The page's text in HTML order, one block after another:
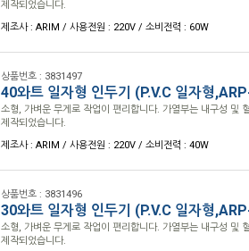
제작되었습니다.
제조사 : ARIM / 사용전원 : 220V / 소비전력 : 60W
상품번호 : 3831497
40와트 일자형 인두기 (P.V.C 일자형
소형, 가벼운 무게로 작업이 편리합니다. 가열부는 내구성 및
제작되었습니다.
제조사 : ARIM / 사용전원 : 220V / 소비전력 : 40W
상품번호 : 3831496
30와트 일자형 인두기 (P.V.C 일자형
소형, 가벼운 무게로 작업이 편리합니다. 가열부는 내구성 및
제작되었습니다.